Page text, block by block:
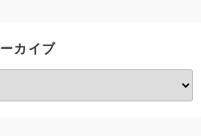
カイブ